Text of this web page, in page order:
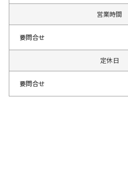
営業時間
要問合せ
定休日
要問合せ